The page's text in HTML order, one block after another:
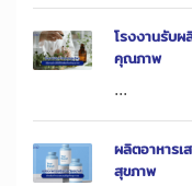
โรงงานรับผ
คุณภาพ
...
ผลิตอาหารเ
สุขภาพ